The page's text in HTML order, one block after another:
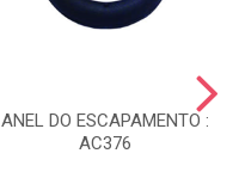
ANEL DO ESCAPAMENTO :
AC376